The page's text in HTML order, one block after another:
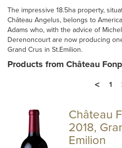
The impressive 18.5ha property,
Château Angelus, belongs to
Adams who, with the advice of
Derenoncourt are now producing
Grand Crus in St.Emilion.
Products from Château
<
1
Château
2018,
Emilion